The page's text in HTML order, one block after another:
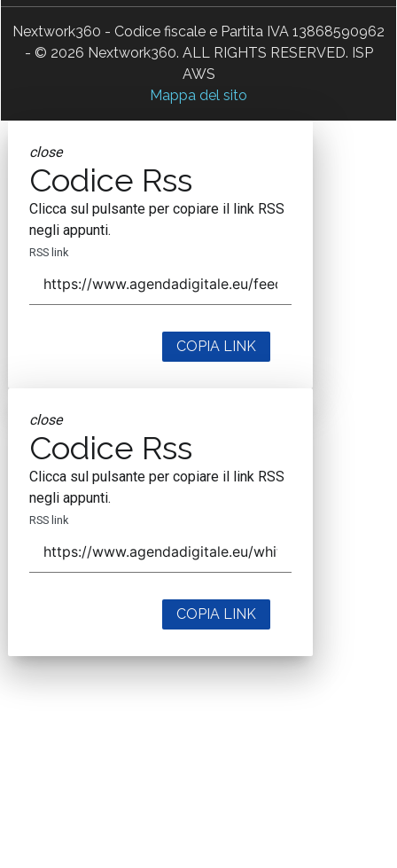
Nextwork360 - Codice fiscale e Partita IVA 13868590962
- © 2026 Nextwork360. ALL RIGHTS RESERVED. ISP
AWS
Mappa del sito
close
Codice Rss
Clicca sul pulsante per copiare il link RSS
negli appunti.
RSS link
COPIA LINK
close
Codice Rss
Clicca sul pulsante per copiare il link RSS
negli appunti.
RSS link
COPIA LINK